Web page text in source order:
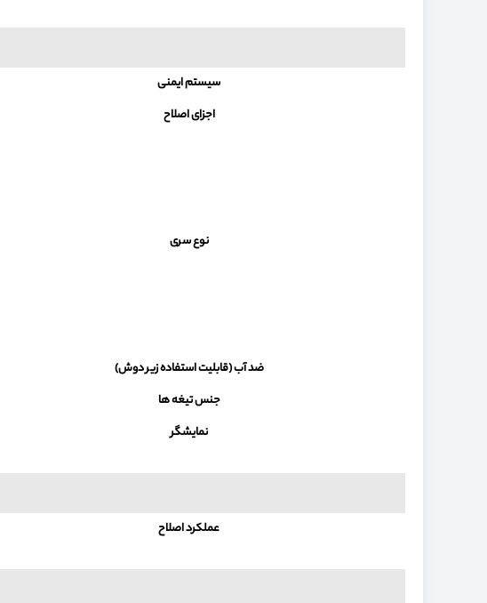
سیستم ایمنی
اجزای اصلاح
نوع سری
ضد آب (قابلیت استفاده زیر دوش)
جنس تیغه ها
نمایشگر
عملکرد اصلاح